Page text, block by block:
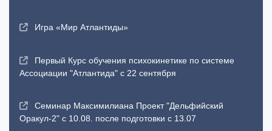
Игра «Мир Атлантиды»
Первый Курс обучения психокинетике по системе
Ассоциации "Атлантида" с 22 сентября
Семинар Максимилиана Проект "Дельфийский
Оракул-2" с 10.08. после подготовки с 13.07